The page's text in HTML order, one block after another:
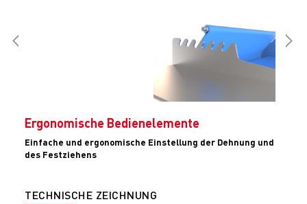
Ergonomische Bedienelemente
Einfache und ergonomische Einstellung der Dehnung und
des Festziehens
TECHNISCHE ZEICHNUNG